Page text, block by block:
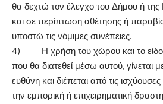
θα δεχτώ τον έλεγχο του Δήμου ή της
και σε περίπτωση αθέτησης ή
υποστώ τις νόμιμες συνέπειες.
4) Η χρήση του χώρου και το
που θα διατεθεί μέσω αυτού, γίνεται
ευθύνη και διέπεται από τις
την εμπορική ή επιχειρηματική